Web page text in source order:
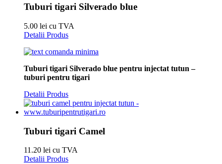
Tuburi tigari Silverado blue
5.00 lei cu TVA
Detalii Produs
Tuburi tigari Silverado blue pentru injectat tutun –
tuburi pentru tigari
Detalii Produs
Tuburi tigari Camel
11.20 lei cu TVA
Detalii Produs